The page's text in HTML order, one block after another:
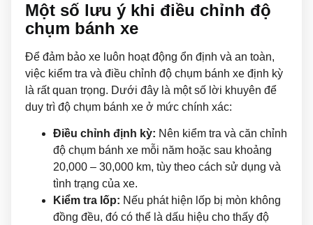
Một số lưu ý khi điều chỉnh độ
chụm bánh xe
Để đảm bảo xe luôn hoạt động ổn định và an toàn,
việc kiểm tra và điều chỉnh độ chụm bánh xe định kỳ
là rất quan trọng. Dưới đây là một số lời khuyên để
duy trì độ chụm bánh xe ở mức chính xác:
Điều chỉnh định kỳ: Nên kiểm tra và căn chỉnh
độ chụm bánh xe mỗi năm hoặc sau khoảng
20,000 – 30,000 km, tùy theo cách sử dụng và
tình trạng của xe.
Kiểm tra lốp: Nếu phát hiện lốp bị mòn không
đồng đều, đó có thể là dấu hiệu cho thấy độ